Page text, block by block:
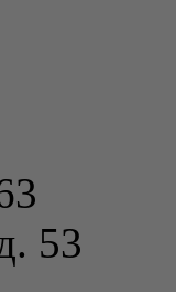
53